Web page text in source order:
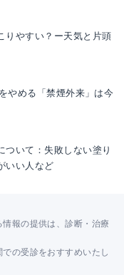
りやすい？ー天気と片頭
やめる「禁煙外来」は今
ついて：失敗しない塗り
いい人など
報の提供は、診断・治療
の受診をおすすめいたし